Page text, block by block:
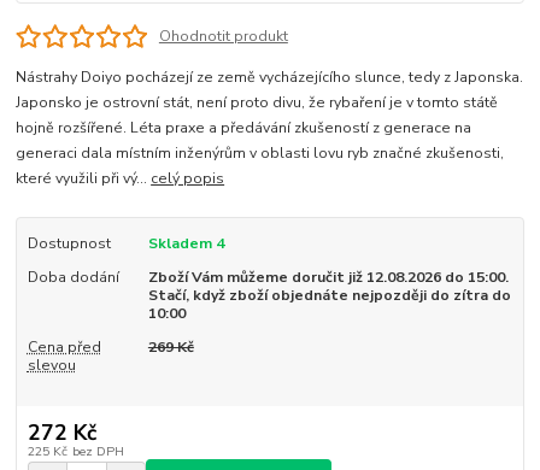
Ohodnotit produkt
Nástrahy Doiyo pocházejí ze země vycházejícího slunce, tedy z Japonska.
Japonsko je ostrovní stát, není proto divu, že rybaření je v tomto státě
hojně rozšířené. Léta praxe a předávání zkušeností z generace na
generaci dala místním inženýrům v oblasti lovu ryb značné zkušenosti,
které využili při vý... celý popis
Dostupnost
Skladem 4
Doba dodání
Zboží Vám můžeme doručit již 12.08.2026 do 15:00.
Stačí, když zboží objednáte nejpozději do zítra do
10:00
Cena před
slevou
269 Kč
272 Kč
225 Kč bez DPH